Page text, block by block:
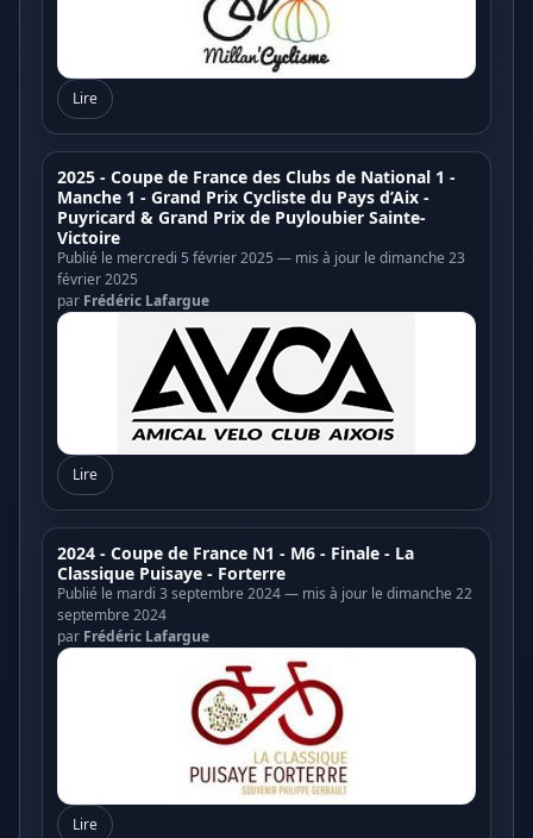
Lire
2025 - Coupe de France des Clubs de National 1 -
Manche 1 - Grand Prix Cycliste du Pays d’Aix -
Puyricard & Grand Prix de Puyloubier Sainte-
Victoire
Publié le mercredi 5 février 2025 — mis à jour le dimanche 23
février 2025
par Frédéric Lafargue
Lire
2024 - Coupe de France N1 - M6 - Finale - La
Classique Puisaye - Forterre
Publié le mardi 3 septembre 2024 — mis à jour le dimanche 22
septembre 2024
par Frédéric Lafargue
Lire